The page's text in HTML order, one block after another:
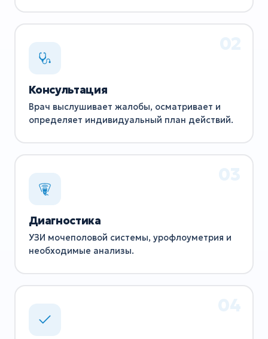
Консультация
Врач выслушивает жалобы, осматривает и
определяет индивидуальный план действий.
Диагностика
УЗИ мочеполовой системы, урофлоуметрия и
необходимые анализы.